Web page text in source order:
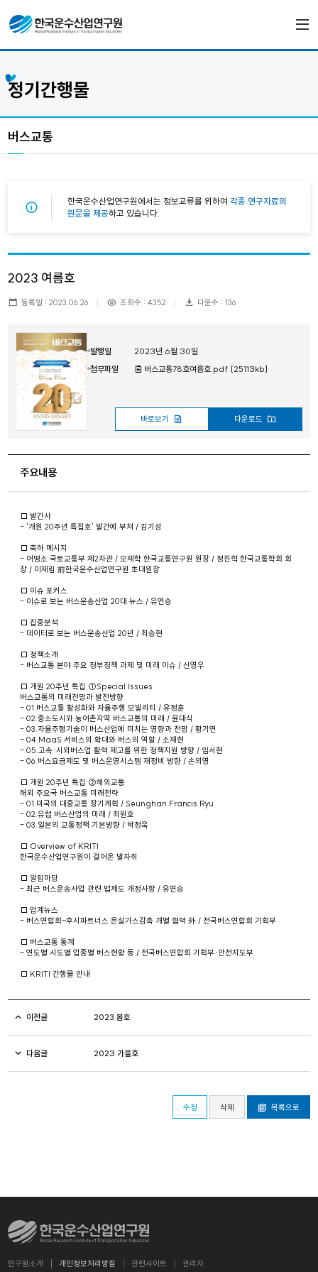
정기간행물
버스교통
한국운수산업연구원에서는 정보교류를 위하여 각종 연구자료의
원문을 제공하고 있습니다.
2023 여름호
등록일 : 2023.06.26 조회수 : 4352 다운수 : 136
발행일
2023년 6월 30일
첨부파일
버스교통78호여름호.pdf [25113kb]
바로보기 다운로드
주요내용
□ 발간사
- '개원 20주년 특집호' 발간에 부쳐 / 김기성
□ 축하 메시지
- 어명소 국토교통부 제2차관 / 오재학 한국교통연구원 원장 / 정진혁 한국교통학회 회
장 / 이재림 前한국운수산업연구원 초대원장
□ 이슈 포커스
- 이슈로 보는 버스운송산업 20대 뉴스 / 유연승
□ 집중분석
- 데이터로 보는 버스운송산업 20년 / 최승현
□ 정책소개
- 버스교통 분야 주요 정부정책 과제 및 미래 이슈 / 신영우
□ 개원 20주년 특집 ①Special Issues
버스교통의 미래전망과 발전방향
- 01.버스교통 활성화와 자율주행 모빌리티 / 유정훈
- 02.중소도시와 농어촌지역 버스교통의 미래 / 윤대식
- 03.자율주행기술이 버스산업에 미치는 영향과 전망 / 황기연
- 04.MaaS 서비스의 확대와 버스의 역할 / 소재현
- 05.고속·시외버스업 활력 제고를 위한 정책지원 방향 / 임서현
- 06.버스요금제도 및 버스운영시스템 재정비 방향 / 손의영
□ 개원 20주년 특집 ②해외교통
해외 주요국 버스교통 미래전략
- 01.미국의 대중교통 장기계획 / Seunghan Francis Ryu
- 02.유럽 버스산업의 미래 / 최원호
- 03.일본의 교통정책 기본방향 / 박정욱
□ Overview of KRITI
한국운수산업연구원이 걸어온 발자취
□ 알림마당
- 최근 버스운송사업 관련 법제도 개정사항 / 유연승
□ 업계뉴스
- 버스연합회-후시파트너스 온실가스감축 개별 협력 外 / 전국버스연합회 기획부
□ 버스교통 통계
- 연도별 시도별 업종별 버스현황 등 / 전국버스연합회 기획부·안전지도부
□ KRITI 간행물 안내
이전글 2023 봄호
다음글 2023 가을호
수정 삭제 목록으로
연구원소개 개인정보처리방침 관련사이트 관리자